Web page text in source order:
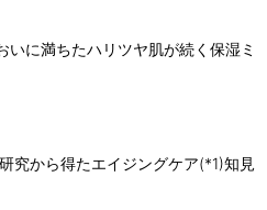
に満ちたハリツヤ肌が続く保湿ミ
究から得たエイジングケア(*1)知見